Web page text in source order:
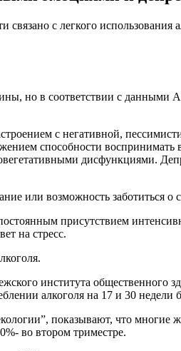
с легкого использования
но в соответствии с данными
с негативной,
способности
дисфункциями.
или возможность заботиться о
присутствием
на стресс.
института общественного
алкоголя на 17 и 30 недели
показывают, что
во втором триместре.